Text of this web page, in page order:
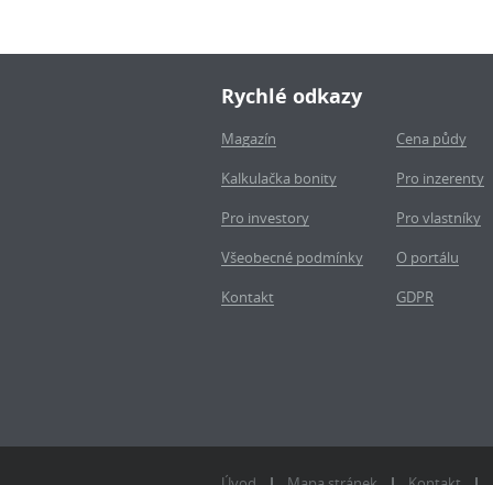
Rychlé odkazy
Magazín
Cena půdy
Kalkulačka bonity
Pro inzerenty
Pro investory
Pro vlastníky
Všeobecné podmínky
O portálu
Kontakt
GDPR